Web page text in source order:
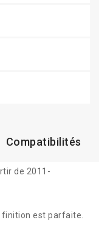
Compatibilités
de 2011-
finition est parfaite.